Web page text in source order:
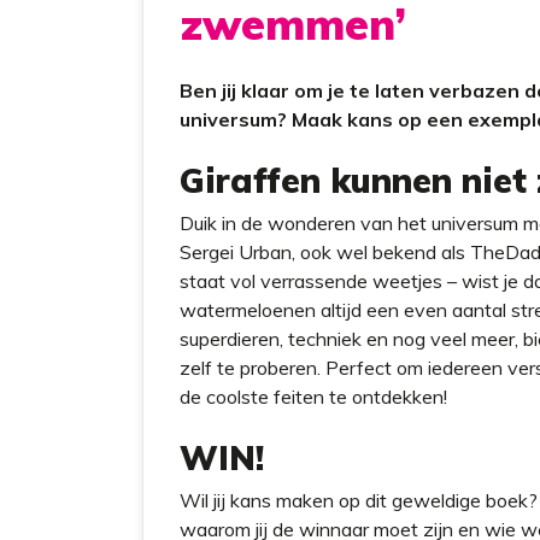
t
zwemmen’
Ben jij klaar om je te laten verbazen
universum? Maak kans op een
Giraffen kunnen niet
Duik in de wonderen van het universum
Sergei Urban, ook wel bekend als
staat vol verrassende weetjes – wist je
watermeloenen altijd een even aantal
superdieren, techniek en nog veel meer,
zelf te proberen. Perfect om iedereen
de coolste feiten te ontdekken!
WIN!
Wil jij kans maken op dit geweldige
waarom jij de winnaar moet zijn en wie